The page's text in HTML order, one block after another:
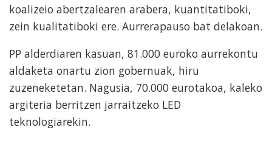
koalizeio abertzalearen arabera, kuantitatiboki,
zein kualitatiboki ere. Aurrerapauso bat delakoan.
PP alderdiaren kasuan, 81.000 euroko aurrekontu
aldaketa onartu zion gobernuak, hiru
zuzeneketetan. Nagusia, 70.000 eurotakoa, kaleko
argiteria berritzen jarraitzeko LED
teknologiarekin.